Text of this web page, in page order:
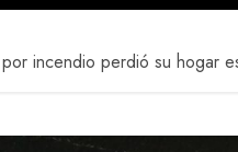
incendio perdió su hogar